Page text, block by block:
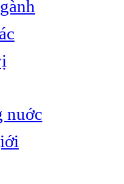
nuớc